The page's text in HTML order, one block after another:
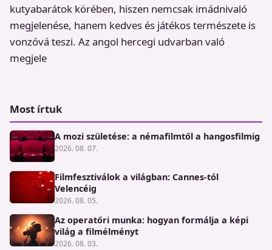
kutyabarátok körében, hiszen nemcsak imádnivaló
megjelenése, hanem kedves és játékos természete is
vonzóvá teszi. Az angol hercegi udvarban való
megjele
Most írtuk
A mozi születése: a némafilmtől a hangosfilmig
2026. 08. 07.
Filmfesztiválok a világban: Cannes-tól
Velencéig
2026. 08. 05.
Az operatőri munka: hogyan formálja a képi
világ a filmélményt
2026. 08. 03.